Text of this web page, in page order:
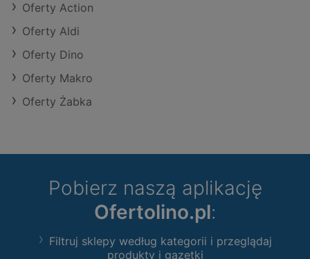
Oferty Action
Oferty Aldi
Oferty Dino
Oferty Makro
Oferty Żabka
Pobierz naszą aplikację
Ofertolino.pl:
Filtruj sklepy według kategorii i przeglądaj
produkty i gazetki